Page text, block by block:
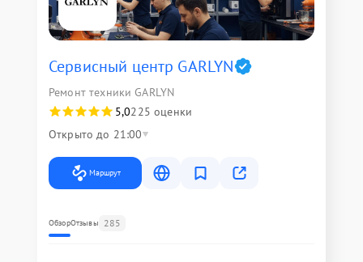
Сервисный центр GARLYN
Ремонт техники GARLYN
5,0225 оценки
Открыто до 21:00
Маршрут
ОбзорОтзывы 285